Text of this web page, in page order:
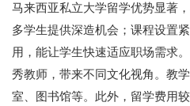
马来西亚私立大学留学优势显著
多学生提供深造机会；课程设置
用，能让学生快速适应职场需求
秀教师，带来不同文化视角。教
室、图书馆等。此外，留学费用